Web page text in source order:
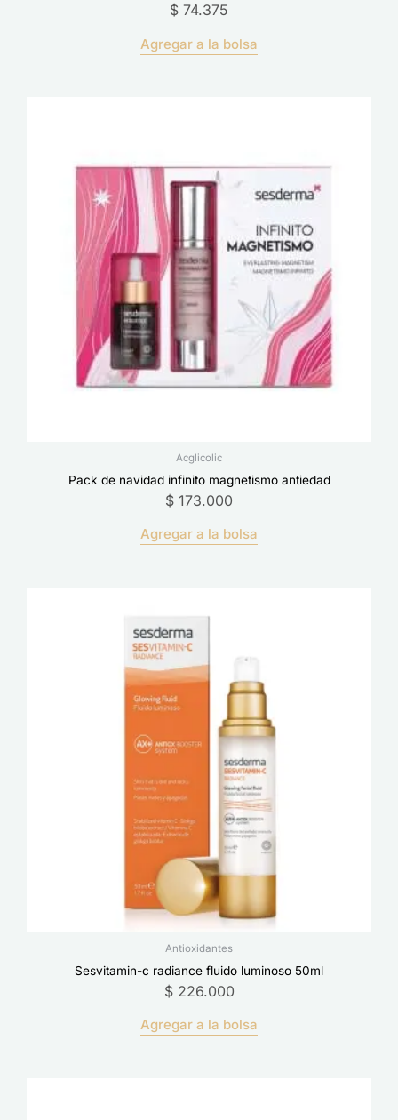
$ 74.375
Agregar a la bolsa
Acglicolic
Pack de navidad infinito magnetismo antiedad
$ 173.000
Agregar a la bolsa
Antioxidantes
Sesvitamin-c radiance fluido luminoso 50ml
$226.000
Agregar a la bolsa